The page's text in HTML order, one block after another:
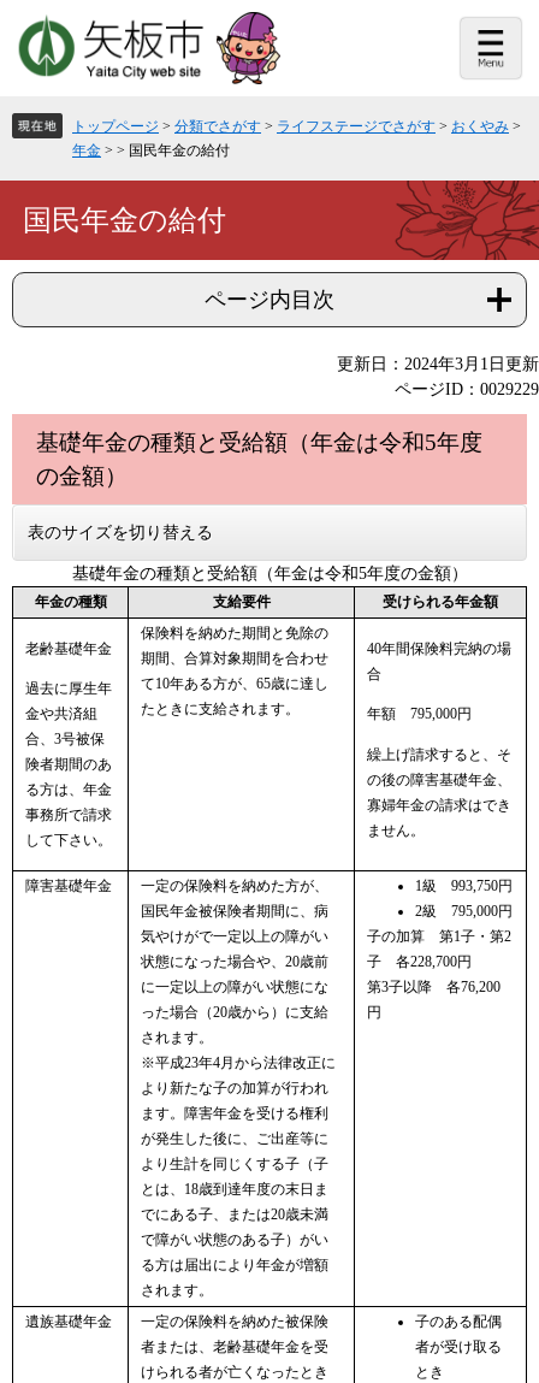
頭
で
飛
ば
て
トップページ > 分類でさがす > ライフステージでさがす > おくやみ >
年金 > > 国民年金の給付
国民年金の給付
ページ内目次
更新日：2024年3月1日更新
ページID：0029229
基礎年金の種類と受給額（年金は令和5年度
の金額）
表のサイズを切り替える
基礎年金の種類と受給額（年金は令和5年度の金額）
年金の種類 支給要件 受けられる年金額
老齢基礎年金
過去に厚生年
金や共済組
合、3号被保
険者期間のあ
る方は、年金
事務所で請求
して下さい。
保険料を納めた期間と免除の
期間、合算対象期間を合わせ
て10年ある方が、65歳に達し
たときに支給されます。
40年間保険料完納の場
合
年額 795,000円
繰上げ請求すると、そ
の後の障害基礎年金、
寡婦年金の請求はでき
ません。
障害基礎年金
一定の保険料を納めた方が、
国民年金被保険者期間に、病
気やけがで一定以上の障がい
状態になった場合や、20歳前
に一定以上の障がい状態にな
った場合（20歳から）に支給
されます。
※平成23年4月から法律改正に
より新たな子の加算が行われ
ます。障害年金を受ける権利
が発生した後に、ご出産等に
より生計を同じくする子（子
とは、18歳到達年度の末日ま
でにある子、または20歳未満
で障がい状態のある子）がい
る方は届出により年金が増額
されます。
1級 993,750円
2級 795,000円
子の加算 第1子・第2
子 各228,700円
第3子以降 各76,200
円
遺族基礎年金
一定の保険料を納めた被保険
者または、老齢基礎年金を受
けられる者が亡くなったとき
子のある配偶
者が受け取る
とき